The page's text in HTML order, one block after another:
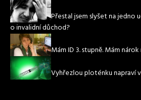
Přestal jsem slyšet na jedno
o invalidní důchod?
Mám ID 3. stupně. Mám
Vyhřezlou ploténku napraví